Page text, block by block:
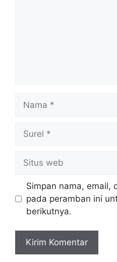
web
Simpan nama, email,
pada peramban ini
berikutnya.